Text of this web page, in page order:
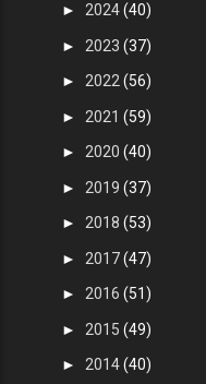
► 2024(40)
► 2023(37)
► 2022(56)
► 2021(59)
► 2020(40)
► 2019(37)
► 2018(53)
► 2017(47)
► 2016(51)
► 2015(49)
► 2014(40)